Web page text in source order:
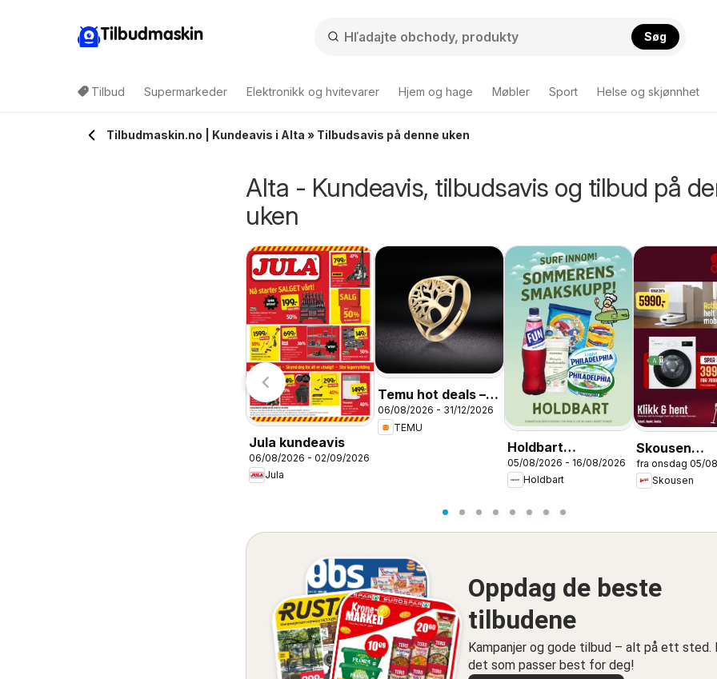
Tilbudmaskin Søg
Tilbud Supermarkeder Elektronikk og hvitevarer Hjem og hage Møbler Sport Helse og skjønnhet
Tilbudmaskin.no | Kundeavis i Alta » Tilbudsavis på denne uken
Alta - Kundeavis, tilbudsavis og tilbud på
uken
Jula kundeavis
06/08/2026 - 02/09/2026
Jula
Temu hot deals –
Norway
06/08/2026 - 31/12/2026
TEMU
Holdbart
kundeavis
05/08/2026 - 16/08/2026
Holdbart
Skousen
kundeavis
fra onsdag 05/
Skousen
Oppdag de beste
tilbudene
Kampanjer og gode tilbud – alt på ett sted.
det som passer best for deg!